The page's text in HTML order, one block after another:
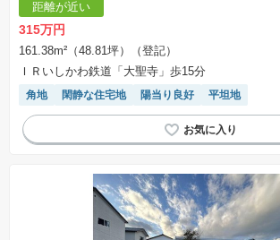
距離が近い
315万円
161.38m²（48.81坪）（登記）
ＩＲいしかわ鉄道「大聖寺」歩15分
角地 閑静な住宅地 陽当り良好 平坦地